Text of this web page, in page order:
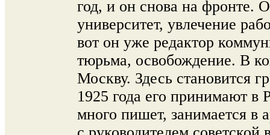
год, и он снова на фронте.
университет, увлечение
вот он уже редактор
тюрьма, освобождение. В
Москву. Здесь становится
1925 года его принимают
много пишет, занимается в